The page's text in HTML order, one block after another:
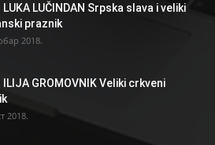
LUKA LUČINDAN Srpska slava i veliki
praznik
2018.
ILIJA GROMOVNIK Veliki crkveni
2018.